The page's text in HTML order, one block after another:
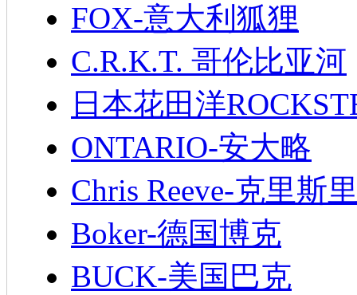
FOX-意大利狐狸
C.R.K.T. 哥伦比亚河
日本花田洋
ONTARIO-安大略
Chris Reeve-克里斯
Boker-德国博克
BUCK-美国巴克